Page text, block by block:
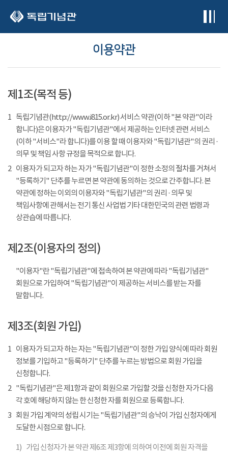
이용약관
제1조(목적 등)
1 독립기념관(http://www.i815.or.kr) 서비스 약관(이하 "본 약관"이라
합니다)은 이용자가 "독립기념관"에서 제공하는 인터넷 관련 서비스
(이하 "서비스"라 합니다)를 이용 할 때 이용자와 "독립기념관"의 권리 ·
의무 및 책임 사항 규정을 목적으로 합니다.
2 이용자가 되고자 하는 자가 "독립기념관"이 정한 소정의 절차를 거쳐서
"등록하기" 단추를 누르면 본 약관에 동의하는 것으로 간주합니다. 본
약관에 정하는 이외의 이용자와 "독립기념관"의 권리 · 의무 및
책임사항에 관해서는 전기 통신 사업법 기타 대한민국의 관련 법령과
상관습에 따릅니다.
제2조(이용자의 정의)
"이용자"란 "독립기념관"에 접속하여 본 약관에 따라 "독립기념관"
회원으로 가입하여 "독립기념관"이 제공하는 서비스를 받는 자를
말합니다.
제3조(회원 가입)
1 이용자가 되고자 하는 자는 "독립기념관"이 정한 가입 양식에 따라 회원
정보를 기입하고 "등록하기" 단추를 누르는 방법으로 회원 가입을
신청합니다.
2 "독립기념관"은 제1항과 같이 회원으로 가입할 것을 신청한 자가 다음
각 호에 해당하지 않는 한 신청한 자를 회원으로 등록합니다.
3 회원 가입 계약의 성립 시기는 "독립기념관"의 승낙이 가입 신청자에게
도달한 시점으로 합니다.
1) 가입 신청자가 본 약관 제6조 제3항에 의하여 이전에 회원 자격을